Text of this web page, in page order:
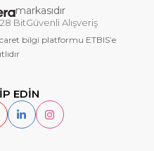
markasıdır
BitGüvenli Alışveriş
bilgi platformu ETBIS’e
EDİN